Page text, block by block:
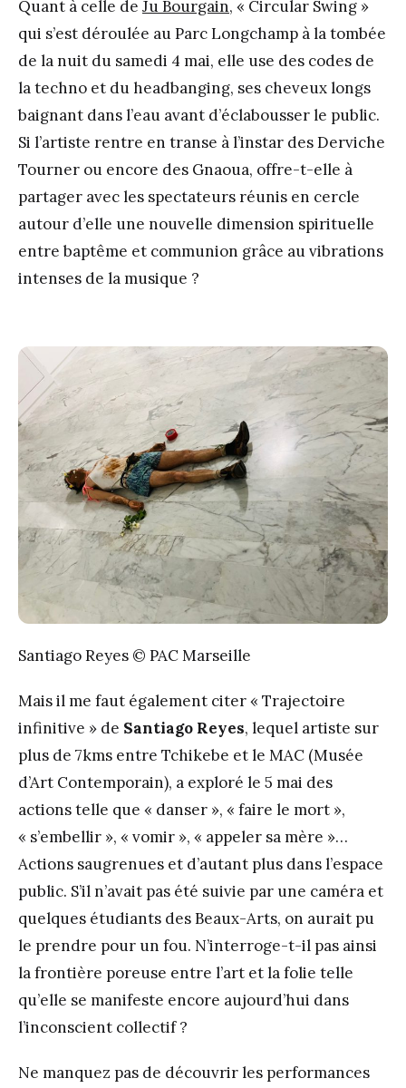
Quant à celle de Ju Bourgain, « Circular Swing »
qui s’est déroulée au Parc Longchamp à la tombée
de la nuit du samedi 4 mai, elle use des codes de
la techno et du headbanging, ses cheveux longs
baignant dans l’eau avant d’éclabousser le public.
Si l’artiste rentre en transe à l’instar des Derviche
Tourner ou encore des Gnaoua, offre-t-elle à
partager avec les spectateurs réunis en cercle
autour d’elle une nouvelle dimension spirituelle
entre baptême et communion grâce au vibrations
intenses de la musique ?
Santiago Reyes © PAC Marseille
Mais il me faut également citer « Trajectoire
infinitive » de Santiago Reyes, lequel artiste sur
plus de 7kms entre Tchikebe et le MAC (Musée
d’Art Contemporain), a exploré le 5 mai des
actions telle que « danser », « faire le mort »,
« s’embellir », « vomir », « appeler sa mère »…
Actions saugrenues et d’autant plus dans l’espace
public. S’il n’avait pas été suivie par une caméra et
quelques étudiants des Beaux-Arts, on aurait pu
le prendre pour un fou. N’interroge-t-il pas ainsi
la frontière poreuse entre l’art et la folie telle
qu’elle se manifeste encore aujourd’hui dans
l’inconscient collectif ?
Ne manquez pas de découvrir les performances